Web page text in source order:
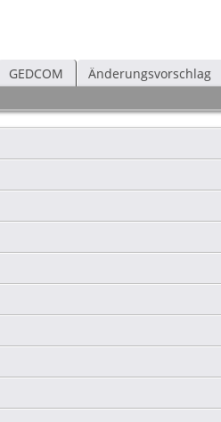
GEDCOM Änderungsvorschlag